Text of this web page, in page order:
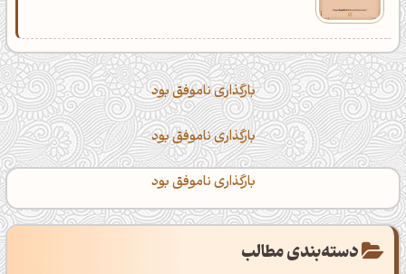
بارگذاری ناموفق بود
بارگذاری ناموفق بود
بارگذاری ناموفق بود
دسته‌بندی مطالب